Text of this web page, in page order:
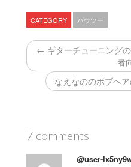
CATEGORY ハウツー
← ギターチューニング
者
なえなののボブヘ
7 comments
@user-